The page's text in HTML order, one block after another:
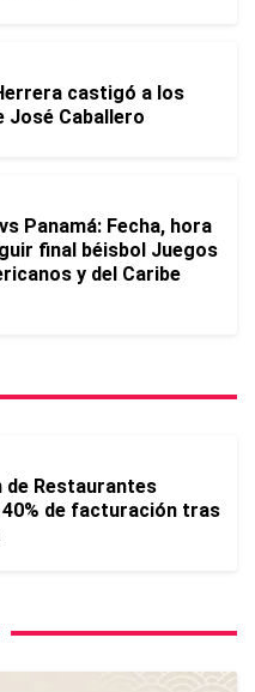
castigó a los
José Caballero
Panamá: Fecha, hora
final béisbol Juegos
y del Caribe
de Restaurantes
de facturación tras